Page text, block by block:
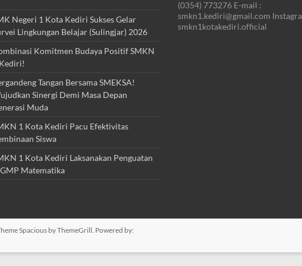
Negeri 1 Kota Kediri Sukses Gelar
Lingkungan Belajar (Sulingjar) 2026
Komitmen Budaya Positif SMKN
Tangan Bersama SMEKSA!
Sinergi Demi Masa Depan
Muda
1 Kota Kediri Pacu Efektivitas
Siswa
1 Kota Kediri Laksanakan Penguatan
Matematika
(0354) 773276 E-mail :
smkn1.kediri@gmail.com
smkn1kotakediri.official
Spacious by ThemeGrill. Powered by: